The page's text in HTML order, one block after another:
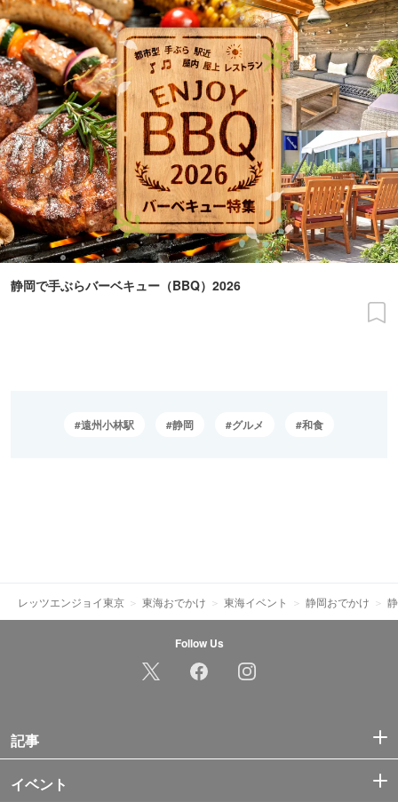
静岡で手ぶらバーベキュー（BBQ）2026
遠州小林駅 静岡 グルメ 和食
レッツエンジョイ東京 東海おでかけ 東海イベント 静岡おでかけ
Follow Us
記事
イベント